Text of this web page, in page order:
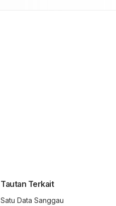
Tautan Terkait
Satu Data Sanggau